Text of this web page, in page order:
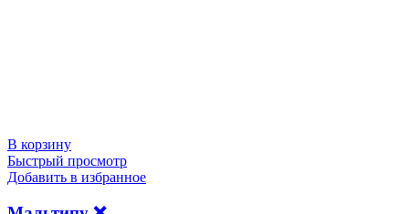
В корзину
Быстрый просмотр
Добавить в избранное